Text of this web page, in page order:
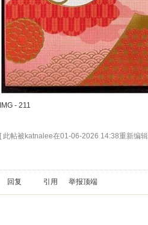
IMG - 211
[ 此帖被katnalee在01-06-2026 14:38重新编
回复 引用 举报顶端